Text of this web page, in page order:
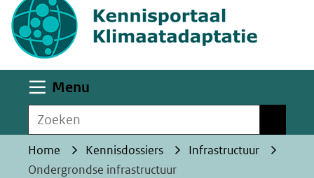
op
deze
website
worden
toegestaan
geweigerd.
Menu
Zoeken
Home Kennisdossiers
Infrastructuur
Ondergrondse infrastructuur